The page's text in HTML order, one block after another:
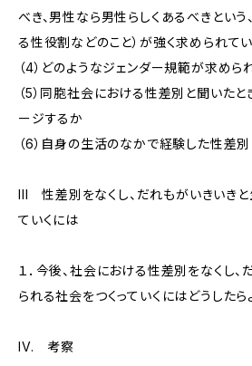
べき、男性なら男性らしくあるべきとい
る性役割などのこと）が強く求められて
（4）どのようなジェンダー規範が求めら
（5）同胞社会における性差別と聞いたと
ージするか
（6）自身の生活のなかで経験した性差別
III 性差別をなくし、だれもがいきいきと
ていくには
１．今後、社会における性差別をなくし
られる社会をつくっていくにはどうしたら
IV. 考察